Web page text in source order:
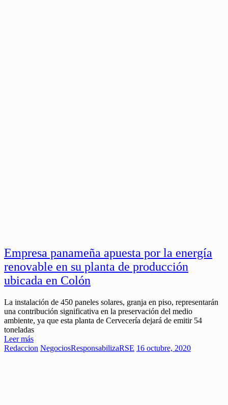
Empresa panameña apuesta por la energía
renovable en su planta de producción
ubicada en Colón
La instalación de 450 paneles solares, granja en piso, representarán
una contribución significativa en la preservación del medio
ambiente, ya que esta planta de Cervecería dejará de emitir 54
toneladas
Leer más
Redaccion NegociosResponsabilizaRSE 16 octubre, 2020